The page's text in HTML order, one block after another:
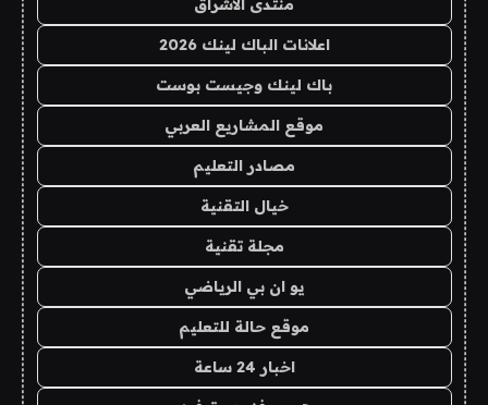
منتدى الاشراق
اعلانات الباك لينك 2026
باك لينك وجيست بوست
موقع المشاريع العربي
مصادر التعليم
خيال التقنية
مجلة تقنية
يو ان بي الرياضي
موقع حالة للتعليم
اخبار 24 ساعة